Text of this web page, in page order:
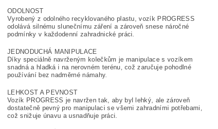
ODOLNOST
Vyrobený z odolného recyklovaného plastu, vozík PROGRESS
odolává silnému slunečnímu záření a zároveň snese náročné
podmínky v každodenní zahradnické práci.
JEDNODUCHÁ MANIPULACE
Díky speciálně navrženým kolečkům je manipulace s vozíkem
snadná a hladká i na nerovném terénu, což zaručuje pohodlné
používání bez nadměrné námahy.
LEHKOST A PEVNOST
Vozík PROGRESS je navržen tak, aby byl lehký, ale zároveň
dostatečně pevný pro manipulaci se všemi zahradními potřebami,
což snižuje únavu a usnadňuje práci.